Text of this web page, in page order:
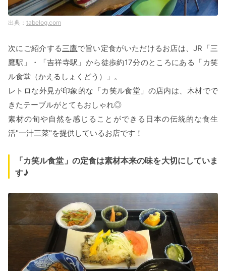
tabelog.com
次にご紹介する三鷹で旨い定食がいただけるお店は、JR「三
鷹駅」・「吉祥寺駅」から徒歩約17分のところにある「カ笑
ル食堂（かえるしょくどう）」。
レトロな外見が印象的な「カ笑ル食堂」の店内は、木材でで
きたテーブルがとてもおしゃれ◎
素材の旬や自然を感じることができる日本の伝統的な食生
活"一汁三菜"を提供しているお店です！
「カ笑ル食堂」の定食は素材本来の味を大切にしていま
す♪